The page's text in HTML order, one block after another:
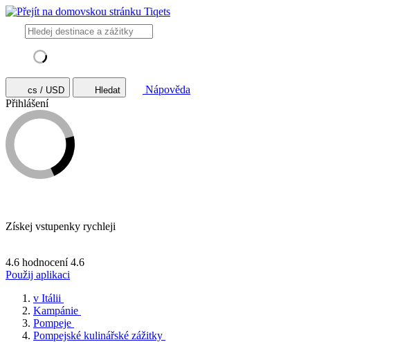
cs / USD Hledat
Nápověda
Přihlášení
Získej vstupenky rychleji
4.6 hodnocení 4.6
Použij aplikaci
v Itálii
Kampánie
Pompeje
Pompejské kulinářské zážitky